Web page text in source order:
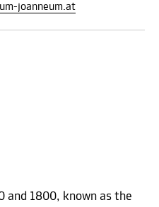
joanneum.at
and 1800, known as the